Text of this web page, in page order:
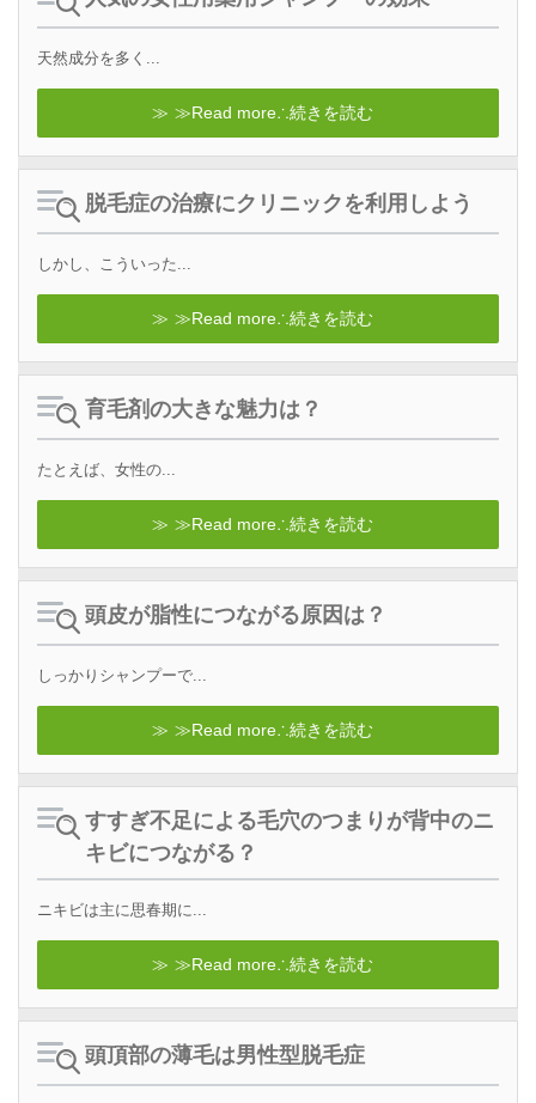
天然成分を多く...
≫Read more∴続きを読む
脱毛症の治療にクリニックを利用しよう
しかし、こういった...
≫Read more∴続きを読む
育毛剤の大きな魅力は？
たとえば、女性の...
≫Read more∴続きを読む
頭皮が脂性につながる原因は？
しっかりシャンプーで...
≫Read more∴続きを読む
すすぎ不足による毛穴のつまりが背中のニ
キビにつながる？
ニキビは主に思春期に...
≫Read more∴続きを読む
頭頂部の薄毛は男性型脱毛症